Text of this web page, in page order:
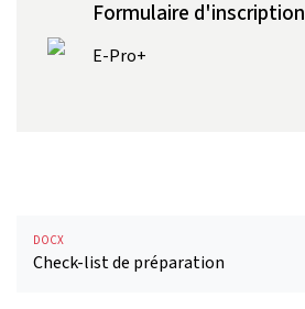
Formulaire d'inscription
E-Pro+
DOCX
Check-list de préparation